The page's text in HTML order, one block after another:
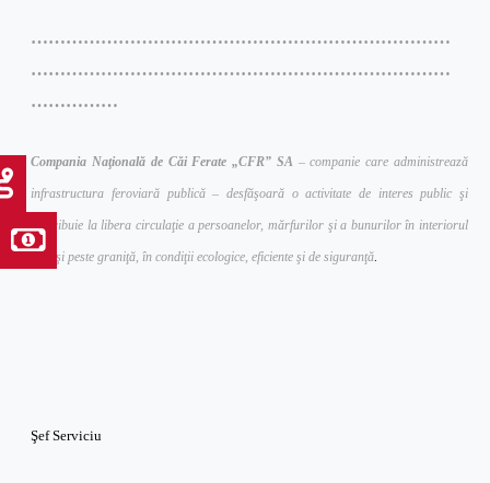
………………………………………………………………
………………………………………………………………
……………
Compania Naţională de Căi Ferate „CFR” SA – companie care administrează
infrastructura feroviară publică – desfăşoară o activitate de interes public şi
contribuie la libera circulaţie a persoanelor, mărfurilor şi a bunurilor în interiorul
ţării şi peste graniţă, în condiţii ecologice, eficiente şi de siguranţă.
Şef Serviciu